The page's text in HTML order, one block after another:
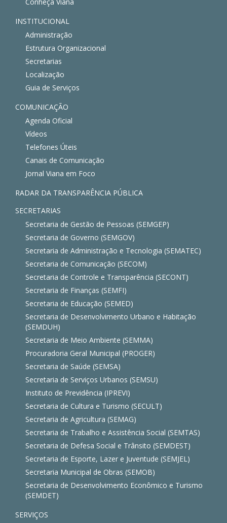
Conheça Viana
INSTITUCIONAL
Administração
Estrutura Organizacional
Secretarias
Localização
Guia de Serviços
COMUNICAÇÃO
Agenda Oficial
Vídeos
Telefones Úteis
Canais de Comunicação
Jornal Viana em Foco
RADAR DA TRANSPARÊNCIA PÚBLICA
SECRETARIAS
Secretaria de Gestão de Pessoas (SEMGEP)
Secretaria de Governo (SEMGOV)
Secretaria de Administração e Tecnologia (SEMATEC)
Secretaria de Comunicação (SECOM)
Secretaria de Controle e Transparência (SECONT)
Secretaria de Finanças (SEMFI)
Secretaria de Educação (SEMED)
Secretaria de Desenvolvimento Urbano e Habitação
(SEMDUH)
Secretaria de Meio Ambiente (SEMMA)
Procuradoria Geral Municipal (PROGER)
Secretaria de Saúde (SEMSA)
Secretaria de Serviços Urbanos (SEMSU)
Instituto de Previdência (IPREVI)
Secretaria de Cultura e Turismo (SECULT)
Secretaria de Agricultura (SEMAG)
Secretaria de Trabalho e Assistência Social (SEMTAS)
Secretaria de Defesa Social e Trânsito (SEMDEST)
Secretaria de Esporte, Lazer e Juventude (SEMJEL)
Secretaria Municipal de Obras (SEMOB)
Secretaria de Desenvolvimento Econômico e Turismo
(SEMDET)
SERVIÇOS